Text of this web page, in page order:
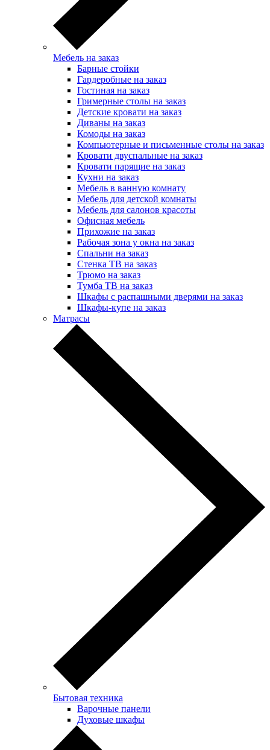
Мебель на заказ
Барные стойки
Гардеробные на заказ
Гостиная на заказ
Гримерные столы на заказ
Детские кровати на заказ
Диваны на заказ
Комоды на заказ
Компьютерные и письменные столы на заказ
Кровати двуспальные на заказ
Кровати парящие на заказ
Кухни на заказ
Мебель в ванную комнату
Мебель для детской комнаты
Мебель для салонов красоты
Офисная мебель
Прихожие на заказ
Рабочая зона у окна на заказ
Спальни на заказ
Стенка ТВ на заказ
Трюмо на заказ
Тумба ТВ на заказ
Шкафы с распашными дверями на заказ
Шкафы-купе на заказ
Матрасы
Бытовая техника
Варочные панели
Духовые шкафы